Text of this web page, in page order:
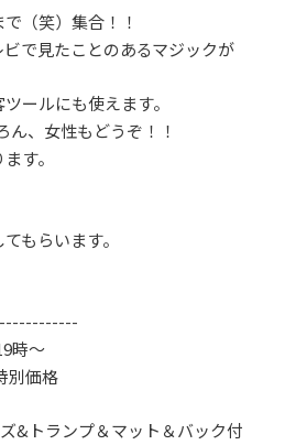
（笑）集合！！
で見たことのあるマジックが
ールにも使えます。
ん、女性もどうぞ！！
す。
もらいます。
時～
別価格
&トランプ＆マット＆バック付